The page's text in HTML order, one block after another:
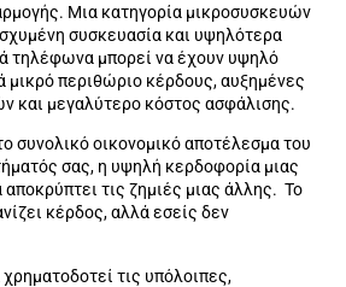
Μια κατηγορία μικροσυσκευών
συσκευασία και υψηλότερα
τηλέφωνα μπορεί να έχουν υψηλό
μικρό περιθώριο κέρδους, αυξημένες
και μεγαλύτερο κόστος ασφάλισης.
συνολικό οικονομικό αποτέλεσμα του
σας, η υψηλή κερδοφορία μιας
αποκρύπτει τις ζημιές μιας άλλης. Το
κέρδος, αλλά εσείς δεν
τις υπόλοιπες,